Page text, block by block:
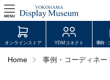
MENU
オンラインストア YDMコネクト 事例・
Home 事例・コーディネー